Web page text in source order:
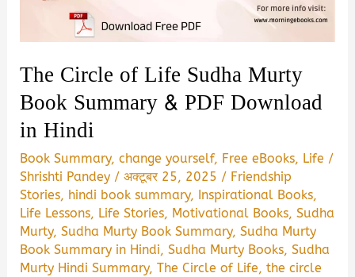
The Circle of Life Sudha Murty
Book Summary & PDF Download
in Hindi
Book Summary,change yourself, Free eBooks, Life /
Shrishti Pandey /अक्टूबर 25, 2025 / Friendship
Stories, hindi book summary, Inspirational Books,
Life Lessons, Life Stories, Motivational Books,Sudha
Murty,Sudha Murty Book Summary,Sudha Murty
Book Summary in Hindi,Sudha Murty Books,Sudha
Murty Hindi Summary,The Circle of Life,the circle